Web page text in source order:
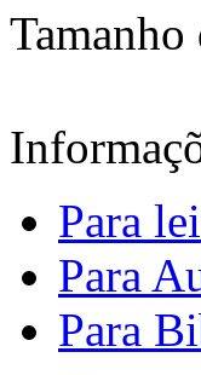
Tamanho
Para
Para
Para